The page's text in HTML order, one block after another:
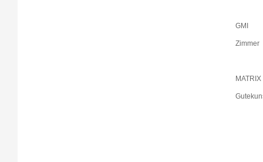
GMI
Zimmer
MATRIX